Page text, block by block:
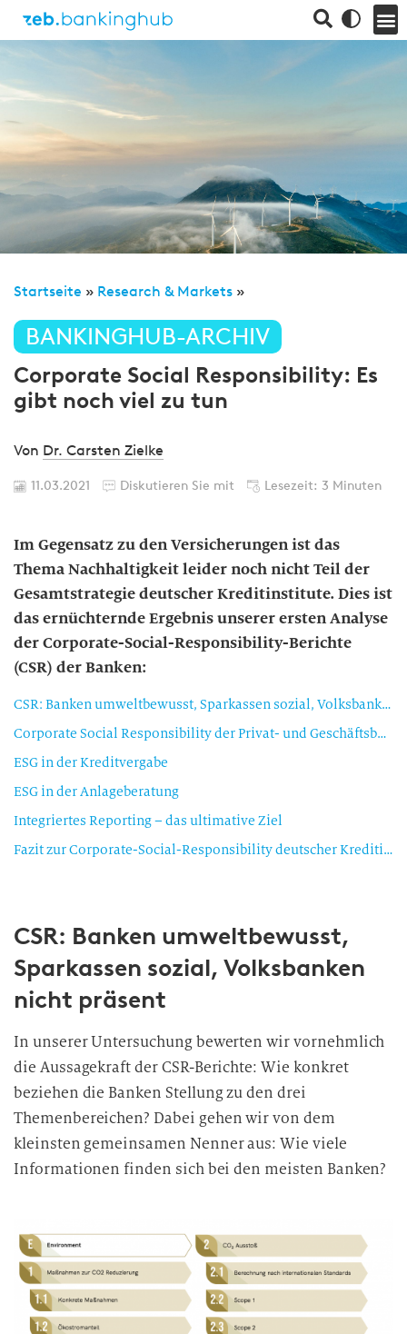
Startseite » Research & Markets »
BANKINGHUB-ARCHIV
Corporate Social Responsibility: Es
gibt noch viel zu tun
Von Dr. Carsten Zielke
11.03.2021 Diskutieren Sie mit Lesezeit: 3 Minuten
Im Gegensatz zu den Versicherungen ist das
Thema Nachhaltigkeit leider noch nicht Teil der
Gesamtstrategie deutscher Kreditinstitute. Dies ist
das ernüchternde Ergebnis unserer ersten Analyse
der Corporate-Social-Responsibility-Berichte
(CSR) der Banken:
CSR: Banken umweltbewusst, Sparkassen sozial, Volksbanken nicht präsent
Corporate Social Responsibility der Privat- und Geschäftsbanken, Sparkassen und VR Banken im Überblick
ESG in der Kreditvergabe
ESG in der Anlageberatung
Integriertes Reporting – das ultimative Ziel
Fazit zur Corporate-Social-Responsibility deutscher Kreditinstiute
CSR: Banken umweltbewusst,
Sparkassen sozial, Volksbanken
nicht präsent
In unserer Untersuchung bewerten wir vornehmlich
die Aussagekraft der CSR-Berichte: Wie konkret
beziehen die Banken Stellung zu den drei
Themenbereichen? Dabei gehen wir von dem
kleinsten gemeinsamen Nenner aus: Wie viele
Informationen finden sich bei den meisten Banken?